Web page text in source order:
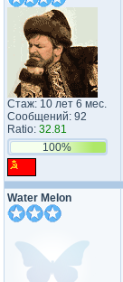
Стаж: 10 лет 6 мес.
Сообщений: 92
Ratio: 32.81
100%
Water Melon